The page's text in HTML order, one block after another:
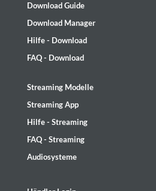
Download Guide
Download Manager
Hilfe - Download
FAQ - Download
Streaming Modelle
Streaming App
Hilfe - Streaming
FAQ - Streaming
Audiosysteme